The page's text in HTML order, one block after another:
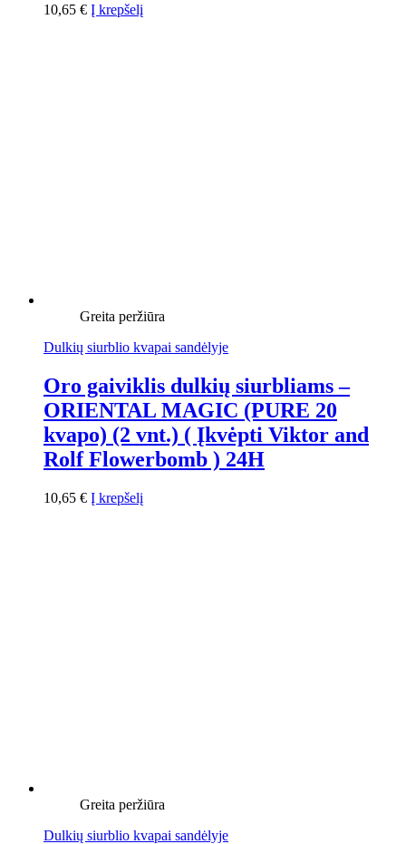
10,65 € Į krepšelį
Greita peržiūra
Dulkių siurblio kvapai sandėlyje
Oro gaiviklis dulkių siurbliams –
ORIENTAL MAGIC (PURE 20
kvapo) (2 vnt.) ( Įkvėpti Viktor and
Rolf Flowerbomb ) 24H
10,65 € Į krepšelį
Greita peržiūra
Dulkių siurblio kvapai sandėlyje